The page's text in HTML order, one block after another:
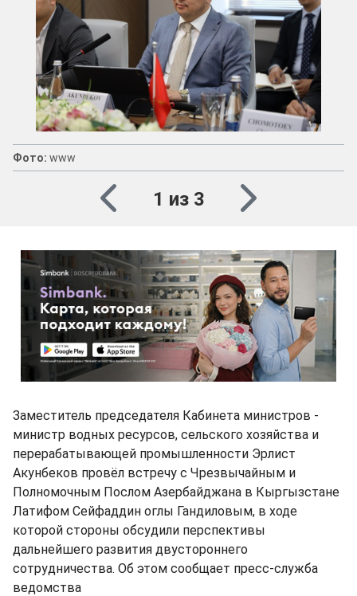
Фото: www
1 из 3
Заместитель председателя Кабинета министров -
министр водных ресурсов, сельского хозяйства и
перерабатывающей промышленности Эрлист
Акунбеков провёл встречу с Чрезвычайным и
Полномочным Послом Азербайджана в Кыргызстане
Латифом Сейфаддин оглы Гандиловым, в ходе
которой стороны обсудили перспективы
дальнейшего развития двустороннего
сотрудничества. Об этом сообщает пресс-служба
ведомства